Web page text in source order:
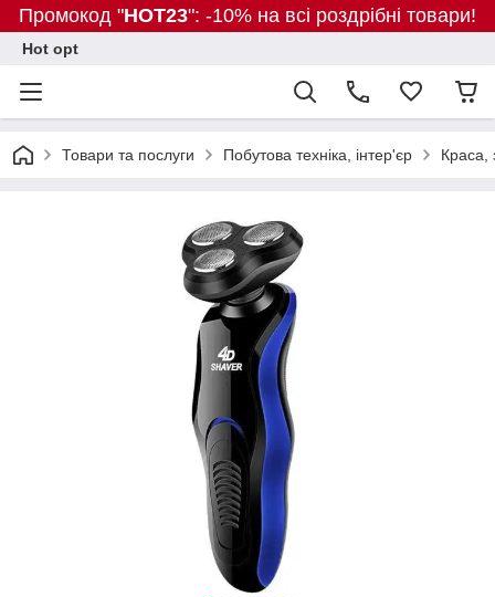
Промокод "HOT23": -10% на всі роздрібні товари!
Hot opt
Товари та послуги Побутова техніка, інтер'єр Краса,